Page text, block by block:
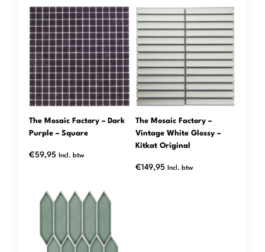
The Mosaic Factory – Dark
Purple – Square
€59,95 Incl. btw
The Mosaic Factory –
Vintage White Glossy –
Kitkat Original
€149,95 Incl. btw